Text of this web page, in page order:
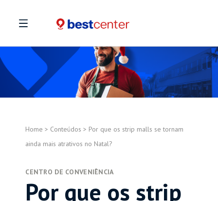
Home > Conteúdos > Por que os strip malls se tornam
ainda mais atrativos no Natal?
CENTRO DE CONVENIÊNCIA
Por que os strip